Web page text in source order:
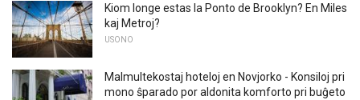
Kiom longe estas la Ponto de Brooklyn? En Miles
kaj Metroj?
USONO
Malmultekostaj hoteloj en Novjorko - Konsiloj pri
mono ŝparado por aldonita komforto pri buĝeto